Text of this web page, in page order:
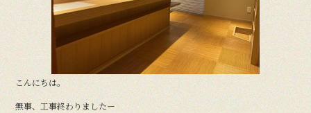
こんにちは。
無事、工事終わりましたー